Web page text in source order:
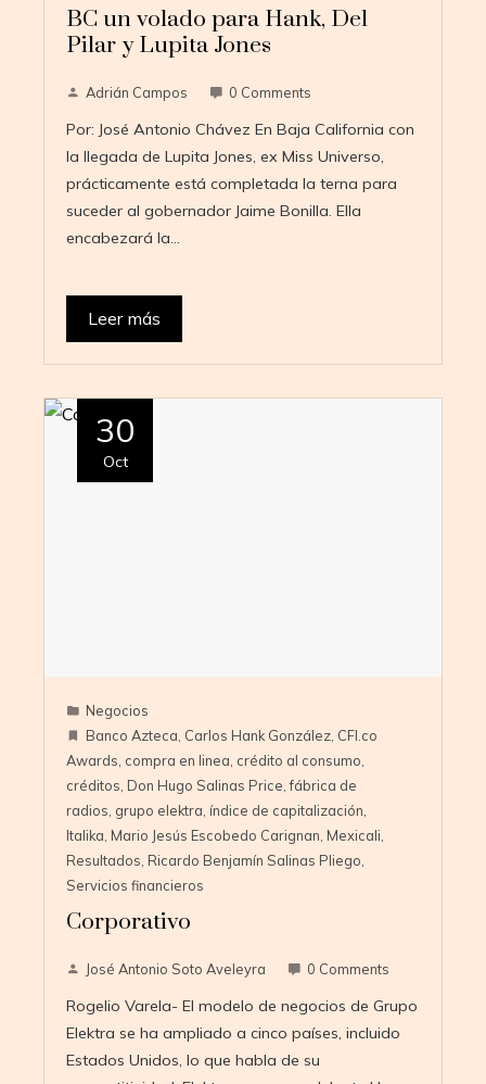
BC un volado para Hank, Del
Pilar y Lupita Jones
Adrián Campos 0 Comments
Por: José Antonio Chávez En Baja California con
la llegada de Lupita Jones, ex Miss Universo,
prácticamente está completada la terna para
suceder al gobernador Jaime Bonilla. Ella
encabezará la…
Leer más
30
Oct
Negocios
Banco Azteca, Carlos Hank González, CFI.co
Awards, compra en linea, crédito al consumo,
créditos, Don Hugo Salinas Price,fábrica de
radios, grupo elektra, índice de capitalización,
Italika, Mario Jesús Escobedo Carignan, Mexicali,
Resultados, Ricardo Benjamín Salinas Pliego,
Servicios financieros
Corporativo
José Antonio Soto Aveleyra 0 Comments
Rogelio Varela- El modelo de negocios de Grupo
Elektra se ha ampliado a cinco países, incluido
Estados Unidos, lo que habla de su